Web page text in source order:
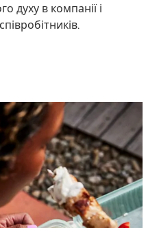
духу в компанії і